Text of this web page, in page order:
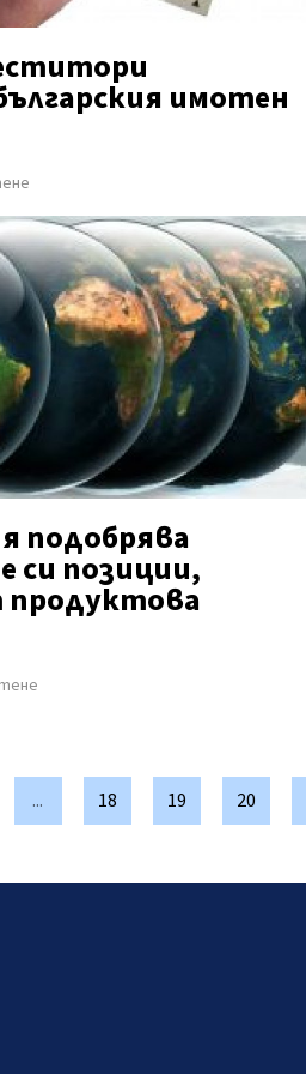
имотен
подобрява
си позиции,
продуктова
... 18 19 20